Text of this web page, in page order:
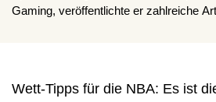
Gaming, veröffentlichte er zahlreiche
Wett-Tipps für die NBA: Es ist